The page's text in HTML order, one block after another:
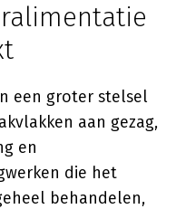
een groter stelsel
aan gezag,
en
die het
behandelen,